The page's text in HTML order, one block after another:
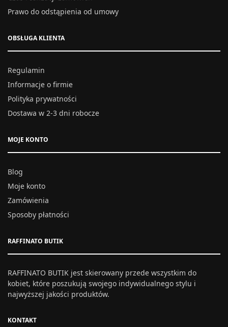
Prawo do odstąpienia od umowy
OBSŁUGA KLIENTA
Regulamin
Informacje o firmie
Polityka prywatności
Dostawa w 2-3 dni robocze
MOJE KONTO
Blog
Moje konto
Zamówienia
Sposoby płatności
RAFFINATO BUTIK
RAFFINATO BUTIK jest skierowany przede wszystkim do
kobiet, które poszukują swojego indywidualnego stylu i
najwyższej jakości produktów.
KONTAKT